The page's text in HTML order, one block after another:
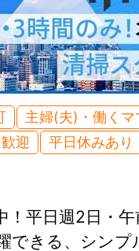
主婦(夫)・働くマ
迎
平日休みあり
！平日週2日・
できる、シンプ